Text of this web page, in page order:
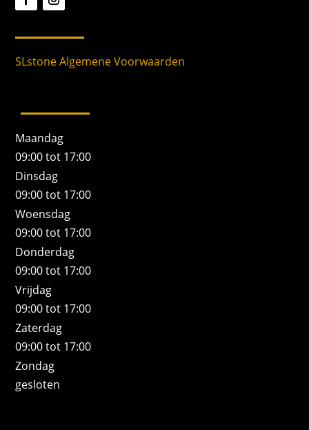
SLstone Algemene Voorwaarden
Maandag
09:00 tot 17:00
Dinsdag
09:00 tot 17:00
Woensdag
09:00 tot 17:00
Donderdag
09:00 tot 17:00
Vrijdag
09:00 tot 17:00
Zaterdag
09:00 tot 17:00
Zondag
gesloten